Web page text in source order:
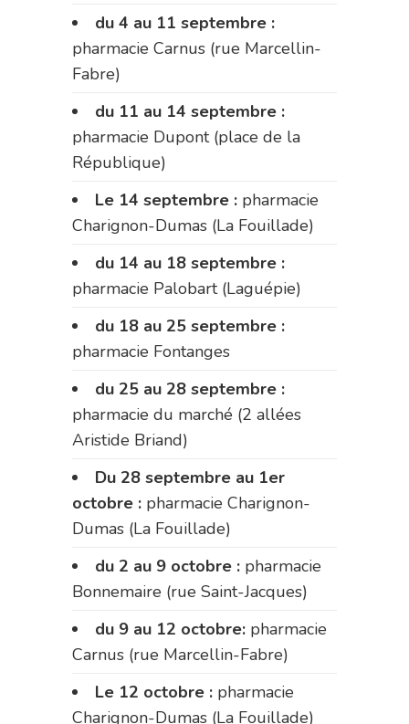
du 4 au 11 septembre :
pharmacie Carnus (rue Marcellin-
Fabre)
du 11 au 14 septembre :
pharmacie Dupont (place de la
République)
Le 14 septembre : pharmacie
Charignon-Dumas (La Fouillade)
du 14 au 18 septembre :
pharmacie Palobart (Laguépie)
du 18 au 25 septembre :
pharmacie Fontanges
du 25 au 28 septembre :
pharmacie du marché (2 allées
Aristide Briand)
Du 28 septembre au 1er
octobre : pharmacie Charignon-
Dumas (La Fouillade)
du 2 au 9 octobre : pharmacie
Bonnemaire (rue Saint-Jacques)
du 9 au 12 octobre: pharmacie
Carnus (rue Marcellin-Fabre)
Le 12 octobre : pharmacie
Charignon-Dumas (La Fouillade)